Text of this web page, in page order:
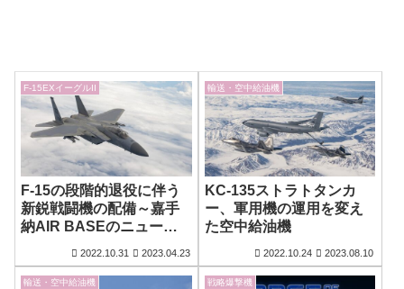
F-15EXイーグルII
F-15の段階的退役に伴う
新鋭戦闘機の配備～嘉手
納AIR BASEのニュース
2022.10.31 2023.04.23
輸送・空中給油機
KC-135ストラトタンカ
ー、軍用機の運用を変え
た空中給油機
2022.10.24 2023.08.10
輸送・空中給油機 戦略爆撃機